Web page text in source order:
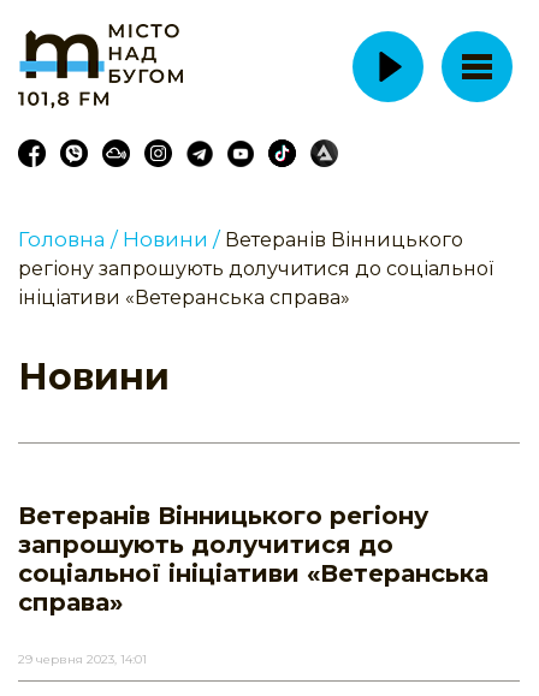
Головна / Новини / Ветеранів Вінницького
регіону запрошують долучитися до соціальної
ініціативи «Ветеранська справа»
Новини
Ветеранів Вінницького регіону
запрошують долучитися до
соціальної ініціативи «Ветеранська
справа»
29 червня 2023, 14:01